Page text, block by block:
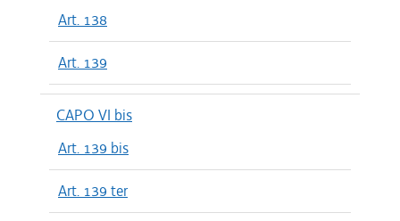
Art. 138
Art. 139
CAPO VI bis
Art. 139 bis
Art. 139 ter